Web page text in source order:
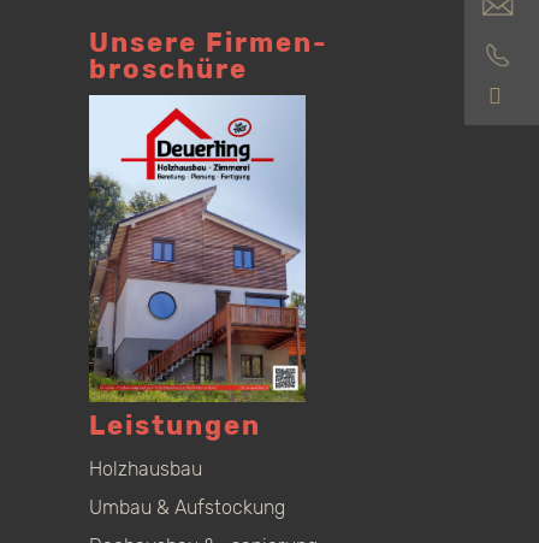
Unsere Firmen­
broschüre
Leistungen
Holzhausbau
Umbau & Aufstockung